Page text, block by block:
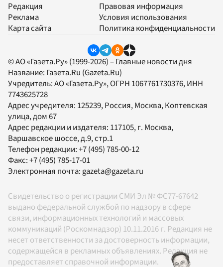
Редакция
Реклама
Карта сайта
Правовая информация
Условия использования
Политика конфиденциальности
© АО «Газета.Ру» (1999-2026) – Главные новости дня
Название: Газета.Ru (Gazeta.Ru)
Учредитель:АО «Газета.Ру», ОГРН 1067761730376, ИНН
7743625728
Адрес учредителя: 125239, Россия, Москва, Коптевская
улица, дом 67
Адрес редакции и издателя: 117105, г. Москва,
Варшавское шоссе, д.9, стр.1
Телефон редакции:+7 (495) 785-00-12
Факс:+7 (495) 785-17-01
Электронная почта: gazeta@gazeta.ru
Свидетельство о регистрации СМИ Эл № ФС77-67642
выдано федеральной службой по надзору в сфере
связи, информационных технологий и массовых
коммуникаций (Роскомнадзор) 10.11.2016 г. Редакция не
несет ответственности за достоверность информации,
содержащейся в рекламных объявлениях. Редакция не
предоставляет справочной информации.